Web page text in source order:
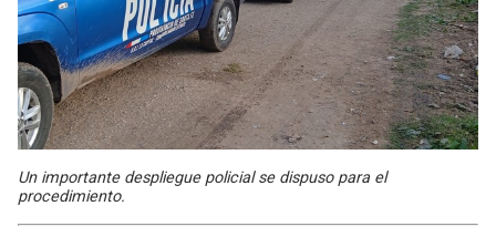
Un importante despliegue policial se dispuso para el
procedimiento.